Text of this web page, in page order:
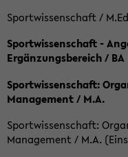
Sportwissenschaft /
Sportwissenschaft -
Ergänzungsbereich /
Sportwissenschaft:
Management / M.A.
Sportwissenschaft:
Management / M.A.